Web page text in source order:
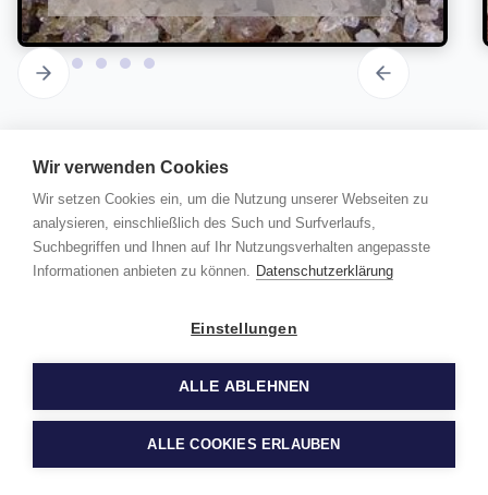
Neuen Rohstoff anfragen
Basalt (basisches,
kieselsäurearmes Ergussgestein):
porphyrisches Gestein von dunkelgrauer bis
schwarzer Farbe. Nach dem Chemismus wird zwischen
erdalkalireichen Tholeiitbasalten (Plagioklasbasalten)
und alkalireichen Alkalibasalten (Olivinbasalten)
unterschieden. Hauptgemengteile sind in beiden Fällen
Plagioklas und Pyroxen/Augit. Häufig sind Olivin,
Wir verwenden Cookies
Wir setzen Cookies ein, um die Nutzung unserer Webseiten zu
analysieren, einschließlich des Such und Surfverlaufs,
Suchbegriffen und Ihnen auf Ihr Nutzungsverhalten angepasste
Informationen anbieten zu können. Datenschutzerklärung
Einstellungen
ALLE ABLEHNEN
ALLE COOKIES ERLAUBEN